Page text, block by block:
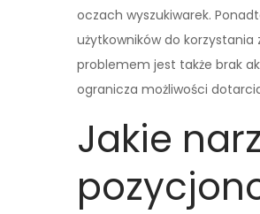
oczach wyszukiwarek.
użytkowników do korzystania
problemem jest także brak
ogranicza możliwości
Jakie